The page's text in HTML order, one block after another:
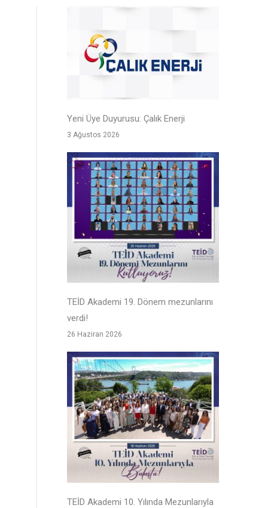
Yeni Üye Duyurusu: Çalık Enerji
3 Ağustos 2026
TEİD Akademi 19. Dönem mezunlarını
verdi!
26 Haziran 2026
TEİD Akademi 10. Yılında Mezunlarıyla